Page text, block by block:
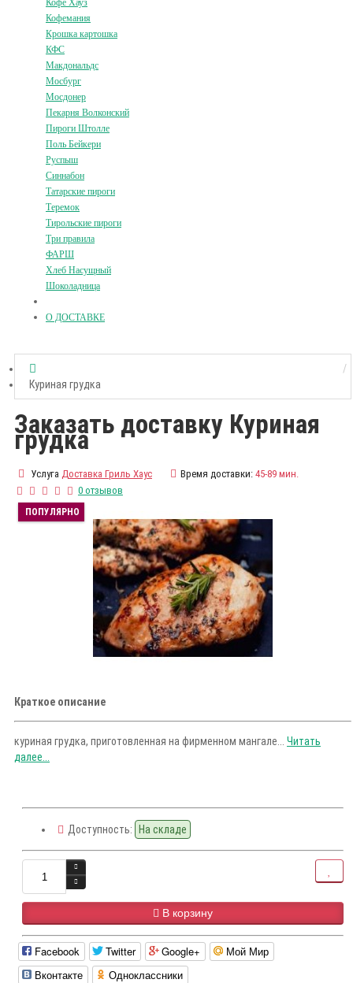
Кофе Хауз
Кофемания
Крошка картошка
КФС
Макдональдс
Мосбург
Мосдонер
Пекарня Волконский
Пироги Штолле
Поль Бейкери
Руспыш
Синнабон
Татарские пироги
Теремок
Тирольские пироги
Три правила
ФАРШ
Хлеб Насущный
Шоколадница
О ДОСТАВКЕ
Куриная грудка
Заказать доставку Куриная
грудка
Услуга Доставка Гриль Хаус Время доставки: 45-89 мин.
0 отзывов
ПОПУЛЯРНО
Краткое описание
куриная грудка, приготовленная на фирменном мангале... Читать
далее...
Доступность: На складе
В корзину
Facebook Twitter Google+
Мой Мир
Вконтакте
Одноклассники